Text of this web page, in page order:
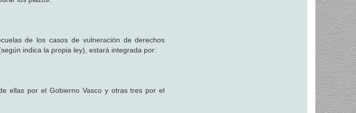
de los casos de vulneración de derechos
indica la propia ley), estará integrada por:
ellas por el Gobierno Vasco y otras tres por el